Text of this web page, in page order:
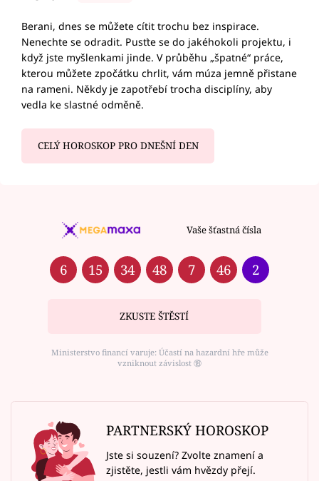
Berani, dnes se můžete cítit trochu bez inspirace.
Nenechte se odradit. Pusťte se do jakéhokoli projektu, i
když jste myšlenkami jinde. V průběhu „špatné“ práce,
kterou můžete zpočátku chrlit, vám múza jemně přistane
na rameni. Někdy je zapotřebí trocha disciplíny, aby
vedla ke slastné odměně.
CELÝ HOROSKOP PRO DNEŠNÍ DEN
Vaše šťastná čísla
6 15 34 48 7 46 2
ZKUSTE ŠTĚSTÍ
Ministerstvo financí varuje: Účastí na hazardní hře může
vzniknout závislost ⑱
PARTNERSKÝ HOROSKOP
Jste si souzení? Zvolte znamení a
zjistěte, jestli vám hvězdy přejí.